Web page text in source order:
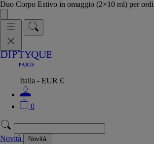
Duo Corpo Estivo in omaggio (2×10 ml) per
Italia - EUR €
0
Novità Novità